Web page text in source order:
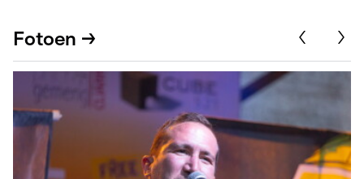
Fotoen →